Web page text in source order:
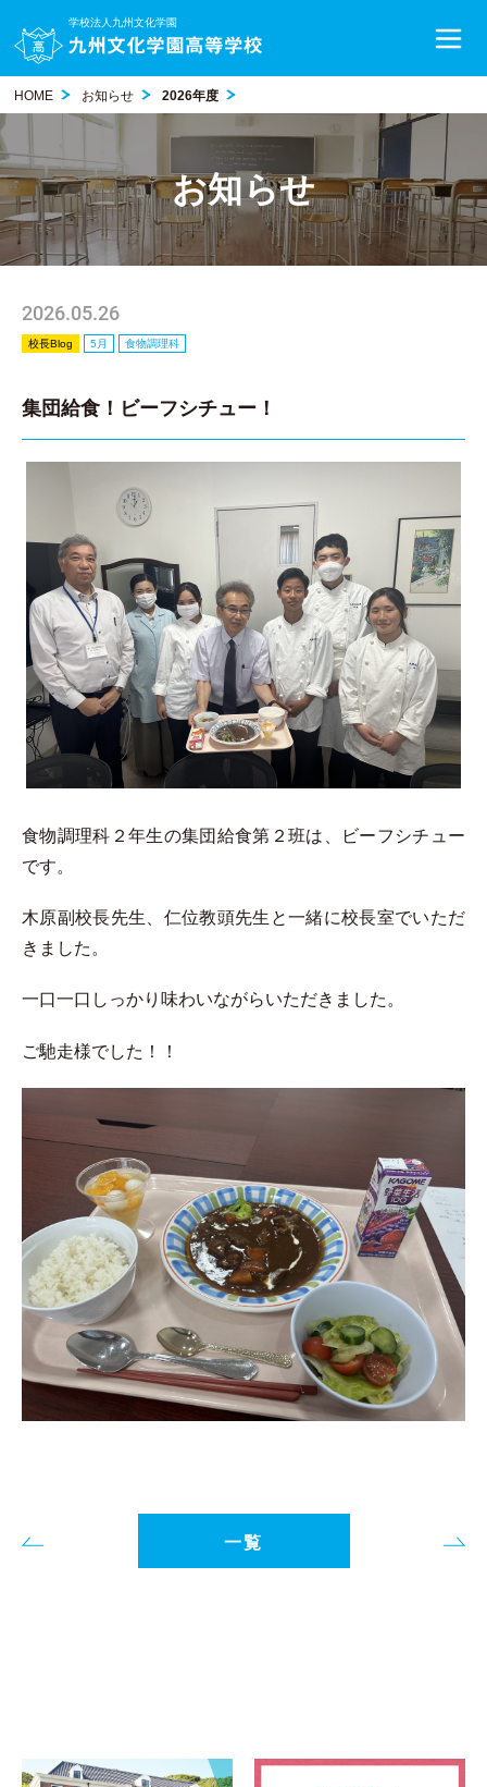
学校法人九州文化学園
HOME お知らせ 2026年度
お知らせ
2026.05.26
校長Blog 5月 食物調理科
集団給食！ビーフシチュー！
食物調理科２年生の集団給食第２班は、ビーフシチュー
です。
木原副校長先生、仁位教頭先生と一緒に校長室でいただ
きました。
一口一口しっかり味わいながらいただきました。
ご馳走様でした！！
一覧